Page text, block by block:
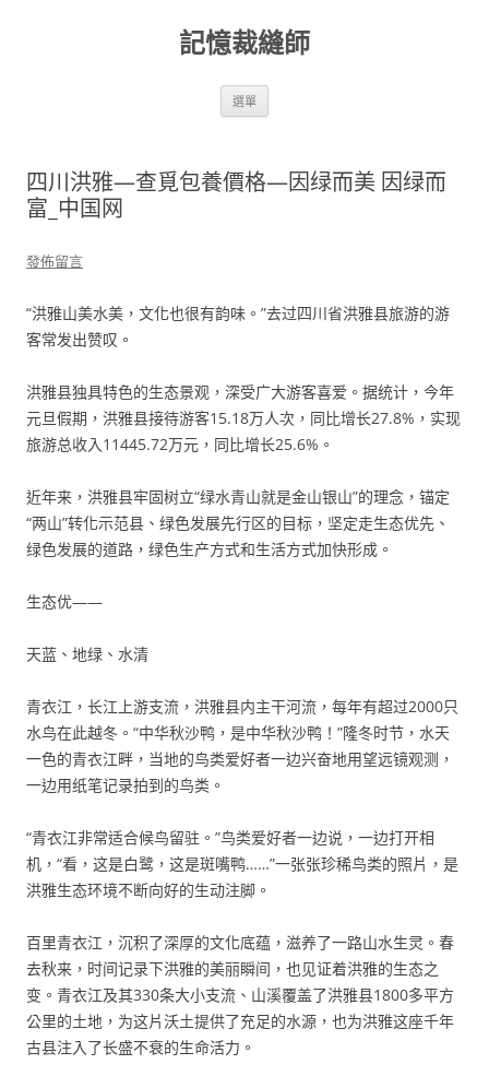
記憶裁縫師
選單
四川洪雅—查覓包養價格—因绿而美 因绿而
富_中国网
發佈留言
“洪雅山美水美，文化也很有韵味。”去过四川省洪雅县旅游的游
客常发出赞叹。
洪雅县独具特色的生态景观，深受广大游客喜爱。据统计，今年
元旦假期，洪雅县接待游客15.18万人次，同比增长27.8%，实现
旅游总收入11445.72万元，同比增长25.6%。
近年来，洪雅县牢固树立“绿水青山就是金山银山”的理念，锚定
“两山”转化示范县、绿色发展先行区的目标，坚定走生态优先、
绿色发展的道路，绿色生产方式和生活方式加快形成。
生态优——
天蓝、地绿、水清
青衣江，长江上游支流，洪雅县内主干河流，每年有超过2000只
水鸟在此越冬。“中华秋沙鸭，是中华秋沙鸭！”隆冬时节，水天
一色的青衣江畔，当地的鸟类爱好者一边兴奋地用望远镜观测，
一边用纸笔记录拍到的鸟类。
“青衣江非常适合候鸟留驻。”鸟类爱好者一边说，一边打开相
机，“看，这是白鹭，这是斑嘴鸭……”一张张珍稀鸟类的照片，是
洪雅生态环境不断向好的生动注脚。
百里青衣江，沉积了深厚的文化底蕴，滋养了一路山水生灵。春
去秋来，时间记录下洪雅的美丽瞬间，也见证着洪雅的生态之
变。青衣江及其330条大小支流、山溪覆盖了洪雅县1800多平方
公里的土地，为这片沃土提供了充足的水源，也为洪雅这座千年
古县注入了长盛不衰的生命活力。